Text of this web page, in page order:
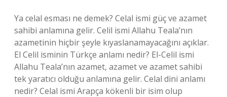
Ya celal esması ne demek? Celal ismi güç ve azamet
sahibi anlamına gelir. Celil ismi Allahu Teala’nın
azametinin hiçbir şeyle kıyaslanamayacağını açıklar.
El Celil isminin Türkçe anlamı nedir? El-Celil ismi
Allahu Teala’nın azamet, azamet ve azamet sahibi
tek yaratıcı olduğu anlamına gelir. Celal dini anlamı
nedir? Celal ismi Arapça kökenli bir isim olup